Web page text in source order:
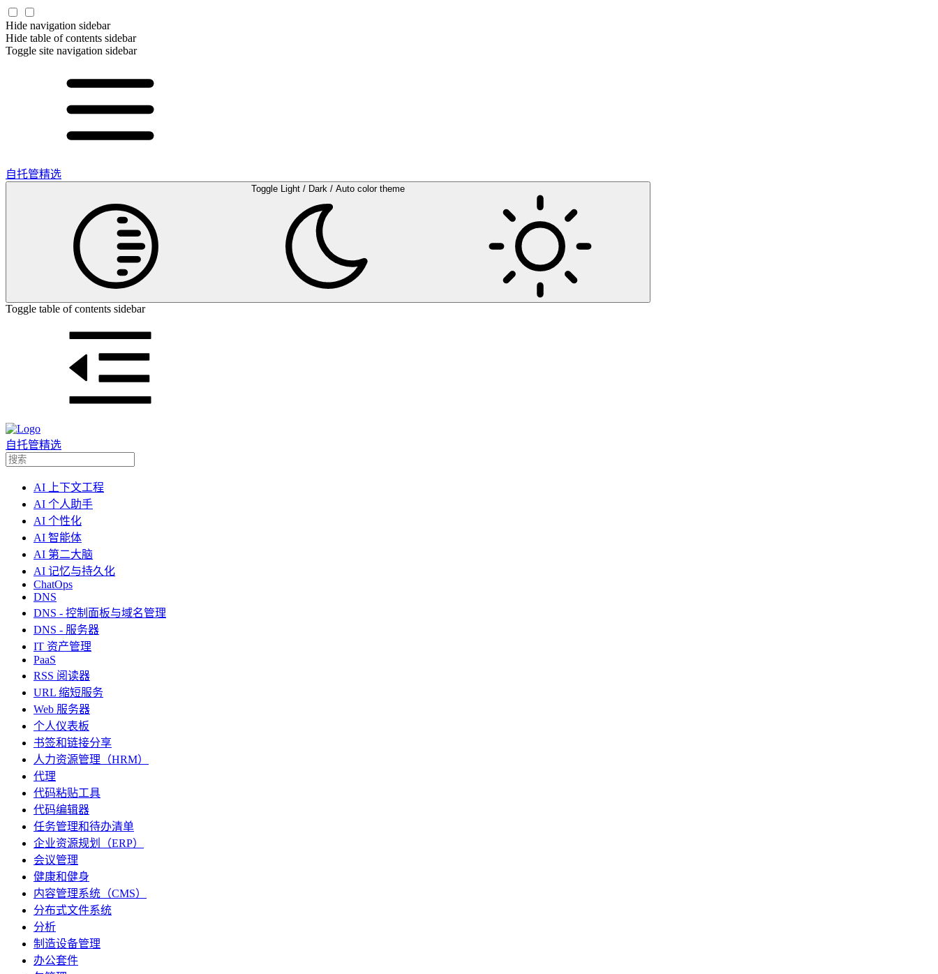
Hide navigation sidebar
Hide table of contents sidebar
Toggle site navigation sidebar
自托管精选
Toggle Light / Dark / Auto color theme
Toggle table of contents sidebar
自托管精选
AI 上下文工程
AI 个人助手
AI 个性化
AI 智能体
AI 第二大脑
AI 记忆与持久化
ChatOps
DNS
DNS - 控制面板与域名管理
DNS - 服务器
IT 资产管理
PaaS
RSS 阅读器
URL 缩短服务
Web 服务器
个人仪表板
书签和链接分享
人力资源管理（HRM）
代理
代码粘贴工具
代码编辑器
任务管理和待办清单
企业资源规划（ERP）
会议管理
健康和健身
内容管理系统（CMS）
分布式文件系统
分析
制造设备管理
办公套件